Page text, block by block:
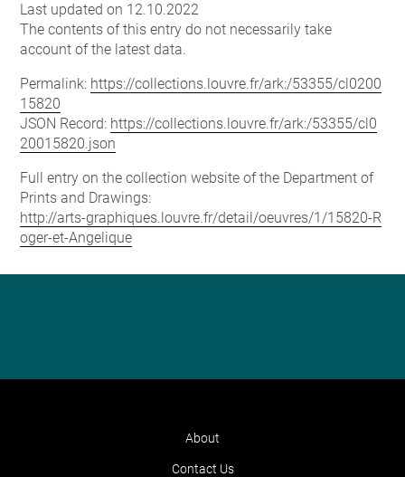
Last updated on 12.10.2022
The contents of this entry do not necessarily take
account of the latest data.
Permalink: https://collections.louvre.fr/ark:/53355/cl0200
15820
JSON Record: https://collections.louvre.fr/ark:/53355/cl0
20015820.json
Full entry on the collection website of the Department of
Prints and Drawings:
http://arts-graphiques.louvre.fr/detail/oeuvres/1/15820-R
oger-et-Angelique
About
Contact Us